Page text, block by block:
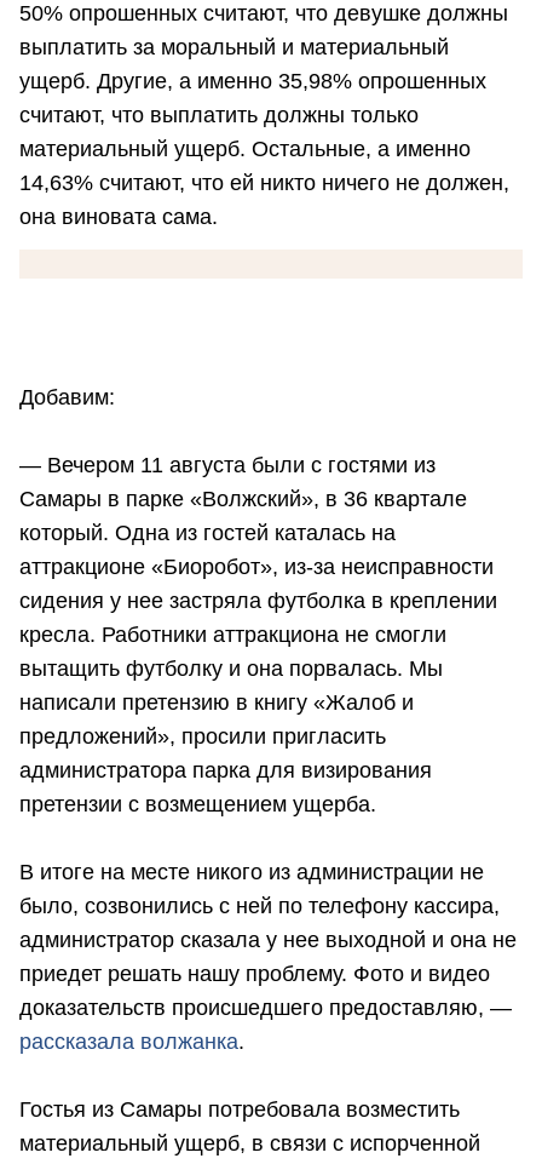
50% опрошенных считают, что девушке должны
выплатить за моральный и материальный
ущерб. Другие, а именно 35,98% опрошенных
считают, что выплатить должны только
материальный ущерб. Остальные, а именно
14,63% считают, что ей никто ничего не должен,
она виновата сама.
Добавим:
— Вечером 11 августа были с гостями из
Самары в парке «Волжский», в 36 квартале
который. Одна из гостей каталась на
аттракционе «Биоробот», из-за неисправности
сидения у нее застряла футболка в креплении
кресла. Работники аттракциона не смогли
вытащить футболку и она порвалась. Мы
написали претензию в книгу «Жалоб и
предложений», просили пригласить
администратора парка для визирования
претензии с возмещением ущерба.
В итоге на месте никого из администрации не
было, созвонились с ней по телефону кассира,
администратор сказала у нее выходной и она не
приедет решать нашу проблему. Фото и видео
доказательств происшедшего предоставляю, —
рассказала волжанка.
Гостья из Самары потребовала возместить
материальный ущерб, в связи с испорченной